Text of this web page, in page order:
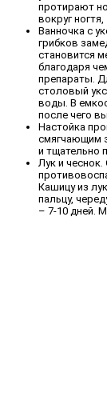
протирают
вокруг ногтя,
Ванночка с
грибков
становится
благодаря
препараты.
столовый
воды. В
после чего
Настойка
смягчающим
и тщательно
Лук и
Кашицу из
пальцу,
– 7-10 дней.